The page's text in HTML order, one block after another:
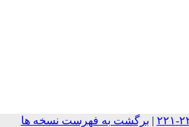
| برگشت به فهرست نسخه ها